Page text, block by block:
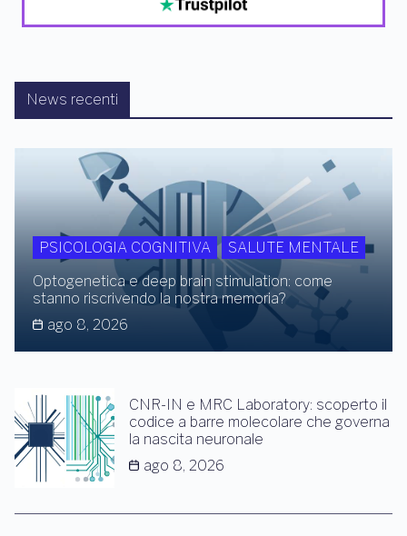
News recenti
PSICOLOGIA COGNITIVA
SALUTE MENTALE
Optogenetica e deep brain stimulation: come
stanno riscrivendo la nostra memoria?
ago 8, 2026
CNR-IN e MRC Laboratory: scoperto il
codice a barre molecolare che governa
la nascita neuronale
ago 8, 2026